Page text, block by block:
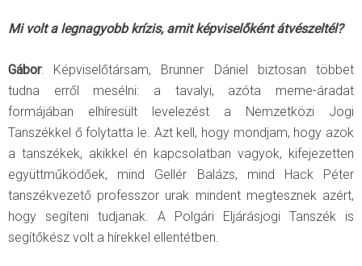
Mi volt a legnagyobb krízis, amit képviselőként átvészeltél?
Gábor: Képviselőtársam, Brunner Dániel biztosan többet
tudna erről mesélni: a tavalyi, azóta meme-áradat
formájában elhíresült levelezést a Nemzetközi Jogi
Tanszékkel ő folytatta le. Azt kell, hogy mondjam, hogy azok
a tanszékek, akikkel én kapcsolatban vagyok, kifejezetten
együttműködőek, mind Gellér Balázs, mind Hack Péter
tanszékvezető professzor urak mindent megtesznek azért,
hogy segíteni tudjanak. A Polgári Eljárásjogi Tanszék is
segítőkész volt a hírekkel ellentétben.